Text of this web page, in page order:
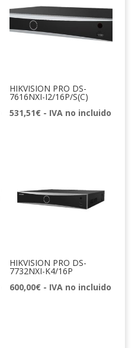
HIKVISION PRO DS-
7616NXI-I2/16P/S(C)
531,51€ - IVA no incluido
HIKVISION PRO DS-
7732NXI-K4/16P
600,00€ - IVA no incluido